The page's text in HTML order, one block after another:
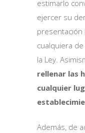
estimarlo
ejercer su
cualquiera
la Ley.
rellenar las
cualquier
Además, de